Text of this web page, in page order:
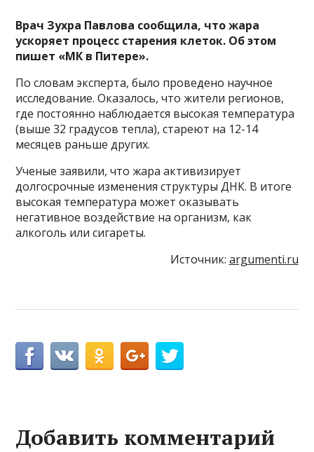
Врач Зухра Павлова сообщила, что жара
ускоряет процесс старения клеток. Об этом
пишет «МК в Питере».
По словам эксперта, было проведено научное
исследование. Оказалось, что жители регионов,
где постоянно наблюдается высокая температура
(выше 32 градусов тепла), стареют на 12-14
месяцев раньше других.
Ученые заявили, что жара активизирует
долгосрочные изменения структуры ДНК. В итоге
высокая температура может оказывать
негативное воздействие на организм, как
алкоголь или сигареты.
Источник: argumenti.ru
Добавить комментарий